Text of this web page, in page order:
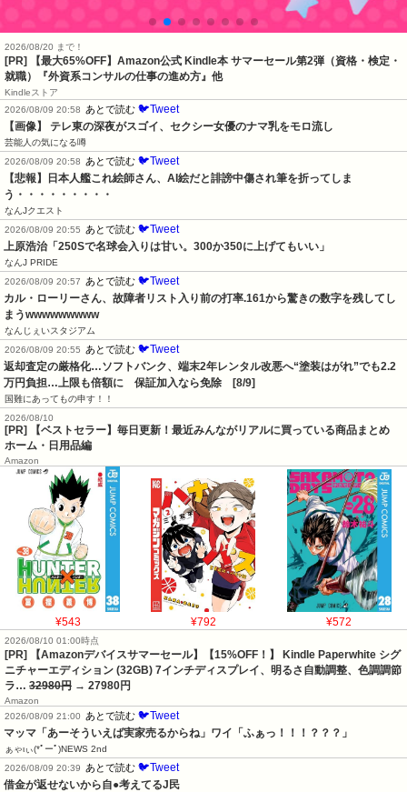
2026/08/20 まで！
[PR]
【最大65%OFF】Amazon公式 Kindle本 サマーセール第2弾（資格・検定・
就職）『外資系コンサルの仕事の進め方』他
Kindleストア
2026/08/09 20:58 あとで読む 🐦Tweet
【画像】 テレ東の深夜がスゴイ、セクシー女優のナマ乳をモロ流し
芸能人の気になる噂
2026/08/09 20:58 あとで読む 🐦Tweet
【悲報】日本人艦これ絵師さん、AI絵だと誹謗中傷され筆を折ってしま
う・・・・・・・・・
なんJクエスト
2026/08/09 20:55 あとで読む 🐦Tweet
上原浩治「250Sで名球会入りは甘い。300か350に上げてもいい」
なんJ PRIDE
2026/08/09 20:57 あとで読む 🐦Tweet
カル・ローリーさん、故障者リスト入り前の打率.161から驚きの数字を残してし
まうwwwwwwwww
なんじぇいスタジアム
2026/08/09 20:55 あとで読む 🐦Tweet
返却査定の厳格化…ソフトバンク、端末2年レンタル改悪へ“塗装はがれ”でも2.2
万円負担…上限も倍額に　保証加入なら免除　[8/9]
国難にあってもの申す！！
2026/08/10
[PR] 【ベストセラー】毎日更新！最近みんながリアルに買っている商品まとめ
ホーム・日用品編
Amazon
¥543 ¥792 ¥572
2026/08/10 01:00時点
[PR] 【Amazonデバイスサマーセール】【15%OFF！】 Kindle Paperwhite シグ
ニチャーエディション (32GB) 7インチディスプレイ、明るさ自動調整、色調調節
ラ… 32980円 → 27980円
Amazon
2026/08/09 21:00
あとで読む 🐦Tweet
マッマ「あーそういえば実家売るからね」ワイ「ふぁっ！！！？？？」
ぁゃιぃ(*ﾟーﾟ)NEWS 2nd
2026/08/09 20:39
あとで読む 🐦Tweet
借金が返せないから自●考えてるJ民